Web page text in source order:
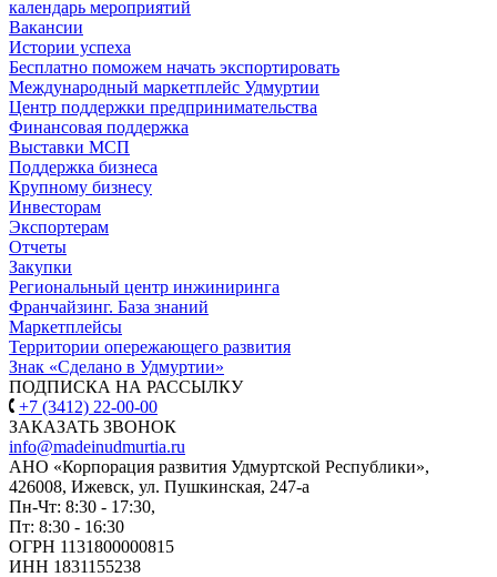
календарь мероприятий
Вакансии
Истории успеха
Бесплатно поможем начать экспортировать
Международный маркетплейс Удмуртии
Центр поддержки предпринимательства
Финансовая поддержка
Выставки МСП
Поддержка бизнеса
Крупному бизнесу
Инвесторам
Экспортерам
Отчеты
Закупки
Региональный центр инжиниринга
Франчайзинг. База знаний
Маркетплейсы
Территории опережающего развития
Знак «Сделано в Удмуртии»
ПОДПИСКА НА РАССЫЛКУ
+7 (3412) 22-00-00
ЗАКАЗАТЬ ЗВОНОК
info@madeinudmurtia.ru
АНО «Корпорация развития Удмуртской Республики»,
426008, Ижевск, ул. Пушкинская, 247-а
Пн-Чт: 8:30 - 17:30,
Пт: 8:30 - 16:30
ОГРН 1131800000815
ИНН 1831155238